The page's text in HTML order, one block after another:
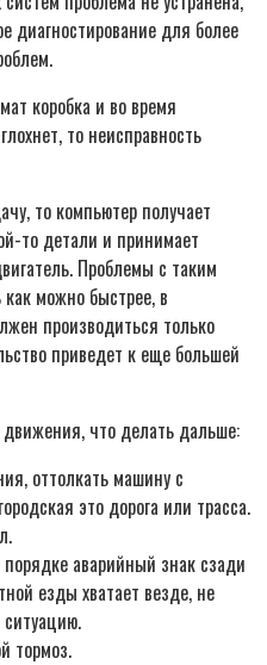
диагностирование для более
коробка и во время
то неисправность
то компьютер получает
то детали и принимает
Проблемы с таким
можно быстрее, в
производиться только
приведет к еще большей
движения, что делать дальше:
оттолкать машину с
это дорога или трасса.
аварийный знак сзади
езды хватает везде, не
ситуацию.
тормоз.